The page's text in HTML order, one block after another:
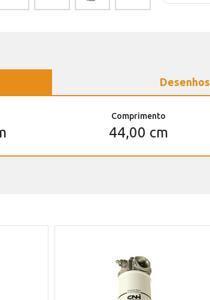
Comprimento
44,00 cm